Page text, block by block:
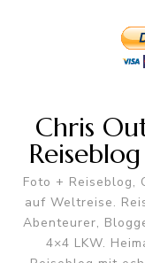
Chris
Foto + Reiseblog,
auf Weltreise.
Abenteurer,
4×4 LKW.